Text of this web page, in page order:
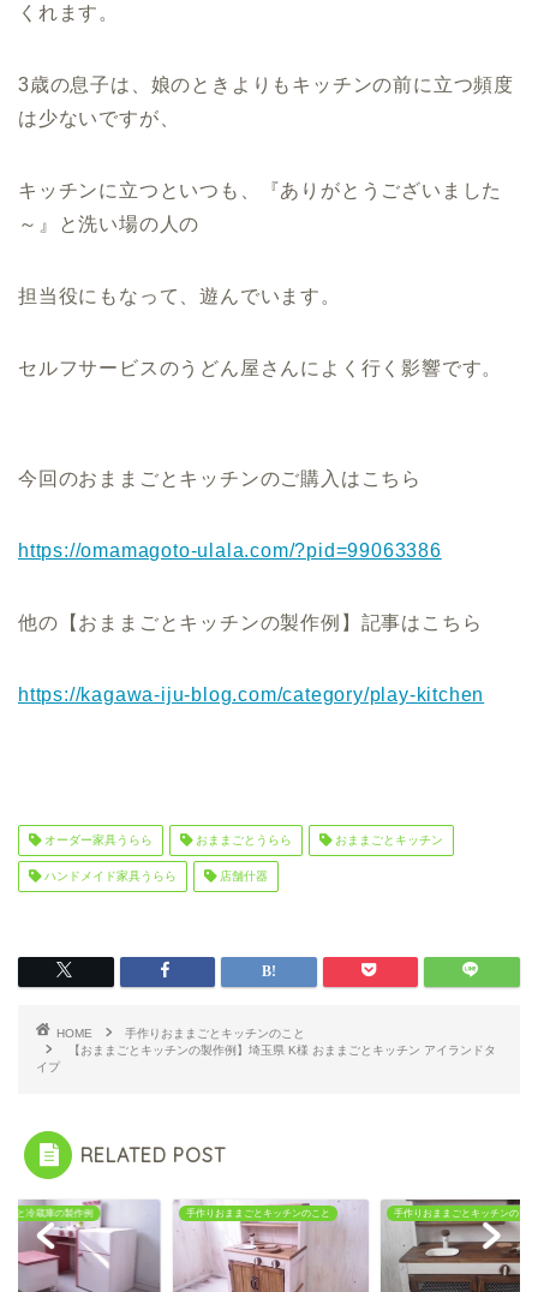
くれます。
3歳の息子は、娘のときよりもキッチンの前に立つ頻度
は少ないですが、
キッチンに立つといつも、『ありがとうございました
～』と洗い場の人の
担当役にもなって、遊んでいます。
セルフサービスのうどん屋さんによく行く影響です。
今回のおままごとキッチンのご購入はこちら
https://omamagoto-ulala.com/?pid=99063386
他の【おままごとキッチンの製作例】記事はこちら
https://kagawa-iju-blog.com/category/play-kitchen
オーダー家具うらら おままごとうらら おままごとキッチン
ハンドメイド家具うらら 店舗什器
HOME
手作りおままごとキッチンのこと
【おままごとキッチンの製作例】埼玉県 K様 おままごとキッチン アイランドタ
イプ
RELATED POST
ごと冷蔵庫の製作例 手作りおままごとキッチンのこと 手作りおままごとキッチンのこと